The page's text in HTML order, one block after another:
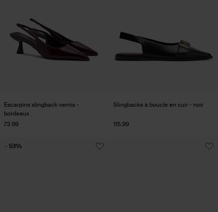
Escarpins slingback vernis -
bordeaux
73.99
Slingbacks à boucle en cuir - noir
115.99
- 53%